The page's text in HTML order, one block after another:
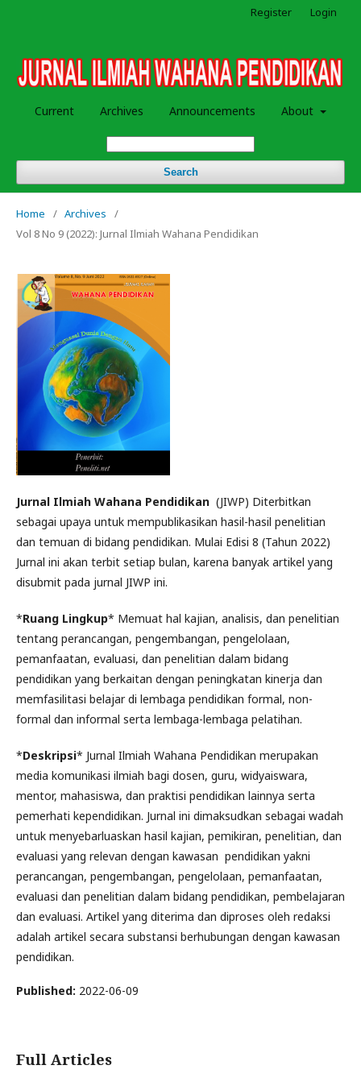
Current Archives Announcements About
Search
Register Login
Home / Archives
/
Vol 8 No 9 (2022): Jurnal Ilmiah Wahana Pendidikan
Jurnal Ilmiah Wahana Pendidikan (JIWP) Diterbitkan
sebagai upaya untuk mempublikasikan hasil-hasil penelitian
dan temuan di bidang pendidikan. Mulai Edisi 8 (Tahun 2022)
Jurnal ini akan terbit setiap bulan, karena banyak artikel yang
disubmit pada jurnal JIWP ini.
*Ruang Lingkup* Memuat hal kajian, analisis, dan penelitian
tentang perancangan, pengembangan, pengelolaan,
pemanfaatan, evaluasi, dan penelitian dalam bidang
pendidikan yang berkaitan dengan peningkatan kinerja dan
memfasilitasi belajar di lembaga pendidikan formal, non-
formal dan informal serta lembaga-lembaga pelatihan.
*Deskripsi* Jurnal Ilmiah Wahana Pendidikan merupakan
media komunikasi ilmiah bagi dosen, guru, widyaiswara,
mentor, mahasiswa, dan praktisi pendidikan lainnya serta
pemerhati kependidikan. Jurnal ini dimaksudkan sebagai wadah
untuk menyebarluaskan hasil kajian, pemikiran, penelitian, dan
evaluasi yang relevan dengan kawasan pendidikan yakni
perancangan, pengembangan, pengelolaan, pemanfaatan,
evaluasi dan penelitian dalam bidang pendidikan, pembelajaran
dan evaluasi. Artikel yang diterima dan diproses oleh redaksi
adalah artikel secara substansi berhubungan dengan kawasan
pendidikan.
Published: 2022-06-09
Full Articles